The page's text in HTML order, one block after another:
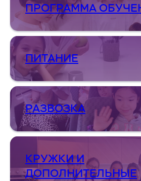
ПРОГРАММА
ПИТАНИЕ
РАЗВОЗКА
КРУЖКИ И
ДОПОЛНИТЕЛЬНЫЕ